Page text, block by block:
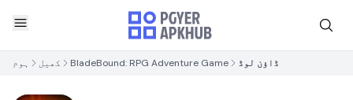
ہوم کھیل BladeBound: RPG Adventure Game ڈاؤن لوڈ